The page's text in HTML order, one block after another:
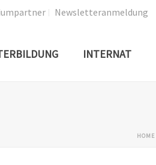
Newsletteranmeldung
INTERNAT
HOME